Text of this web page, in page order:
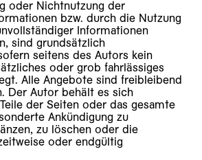
oder Nichtnutzung der
bzw. durch die Nutzung
Informationen
sind grundsätzlich
seitens des Autors kein
oder grob fahrlässiges
Alle Angebote sind freibleibend
Der Autor behält es sich
der Seiten oder das gesamte
Ankündigung zu
zu löschen oder die
oder endgültig